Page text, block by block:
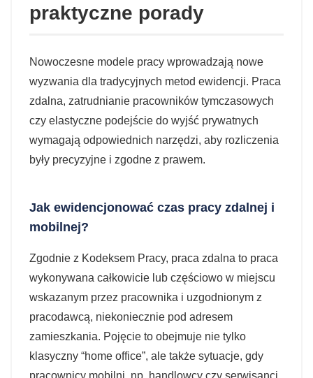
praktyczne porady
Nowoczesne modele pracy wprowadzają nowe
wyzwania dla tradycyjnych metod ewidencji. Praca
zdalna, zatrudnianie pracowników tymczasowych
czy elastyczne podejście do wyjść prywatnych
wymagają odpowiednich narzędzi, aby rozliczenia
były precyzyjne i zgodne z prawem.
Jak ewidencjonować czas pracy zdalnej i
mobilnej?
Zgodnie z Kodeksem Pracy, praca zdalna to praca
wykonywana całkowicie lub częściowo w miejscu
wskazanym przez pracownika i uzgodnionym z
pracodawcą, niekoniecznie pod adresem
zamieszkania. Pojęcie to obejmuje nie tylko
klasyczny “home office”, ale także sytuacje, gdy
pracownicy mobilni, np. handlowcy czy serwisanci,